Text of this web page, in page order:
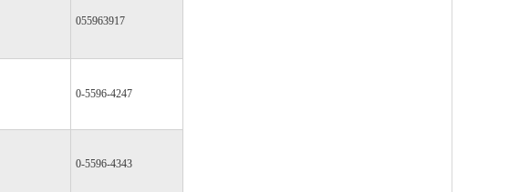
055963917
0-5596-4247
0-5596-4343